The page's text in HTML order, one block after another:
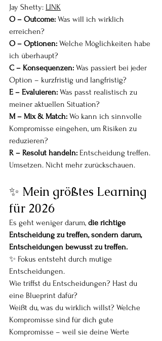
Jay Shetty: LINK
O – Outcome: Was will ich wirklich
erreichen?
O – Optionen: Welche Möglichkeiten habe
ich überhaupt?
C – Konsequenzen: Was passiert bei jeder
Option – kurzfristig und langfristig?
E – Evaluieren: Was passt realistisch zu
meiner aktuellen Situation?
M – Mix & Match: Wo kann ich sinnvolle
Kompromisse eingehen, um Risiken zu
reduzieren?
R – Resolut handeln: Entscheidung treffen.
Umsetzen. Nicht mehr zurückschauen.
✨ Mein größtes Learning
für 2026
Es geht weniger darum, die richtige
Entscheidung zu treffen, sondern darum,
Entscheidungen bewusst zu treffen.
✨ Fokus entsteht durch mutige
Entscheidungen.
Wie triffst du Entscheidungen? Hast du
eine Blueprint dafür?
Weißt du, was du wirklich willst? Welche
Kompromisse sind für dich gute
Kompromisse – weil sie deine Werte